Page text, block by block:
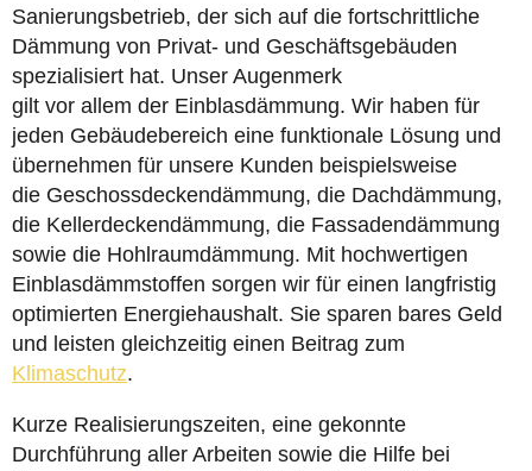
Sanierungsbetrieb, der sich auf die fortschrittliche
Dämmung von Privat- und Geschäftsgebäuden
spezialisiert hat. Unser Augenmerk
gilt vor allem der Einblasdämmung. Wir haben für
jeden Gebäudebereich eine funktionale Lösung und
übernehmen für unsere Kunden beispielsweise
die Geschossdeckendämmung, die Dachdämmung,
die Kellerdeckendämmung, die Fassadendämmung
sowie die Hohlraumdämmung. Mit hochwertigen
Einblasdämmstoffen sorgen wir für einen langfristig
optimierten Energiehaushalt. Sie sparen bares Geld
und leisten gleichzeitig einen Beitrag zum
Klimaschutz.
Kurze Realisierungszeiten, eine gekonnte
Durchführung aller Arbeiten sowie die Hilfe bei